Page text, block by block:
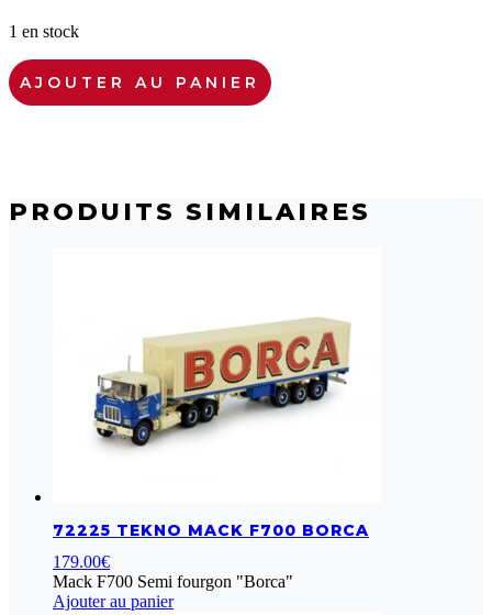
1 en stock
quantité
de
73916
Mathys
AJOUTER AU PANIER
PRODUITS SIMILAIRES
72225 TEKNO MACK F700 BORCA
179.00€
Mack F700 Semi fourgon "Borca"
Ajouter au panier